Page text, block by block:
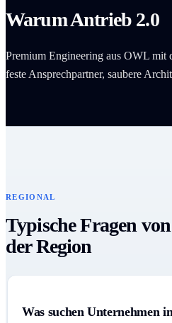
Warum Antrieb 2.0
Premium Engineering aus OWL mit
feste Ansprechpartner, saubere
REGIONAL
Typische Fragen
der Region
Was suchen Unternehmen